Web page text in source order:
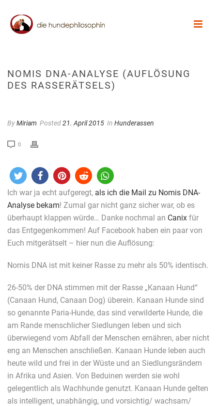
NOMIS DNA-ANALYSE (AUFLÖSUNG
DES RASSERÄTSELS)
ByMiriam Posted21. April 2015 In Hunderassen
0
Ich war ja echt aufgeregt, als ich die Mail zu Nomis DNA-
Analyse bekam! Zumal gar nicht ganz sicher war, ob es
überhaupt klappen würde… Danke nochmal an Canix für
das Entgegenkommen! Auf Facebook haben ein paar von
Euch mitgerätselt – hier nun die Auflösung:
Nomis DNA ist mit keiner Rasse zu mehr als 50% identisch.
26-50% der DNA stimmen mit der Rasse „Kanaan Hund“
(Canaan Hund, Canaan Dog) überein. Kanaan Hunde sind
so genannte Paria-Hunde, das sind verwilderte Hunde, die
am Rande menschlicher Siedlungen leben und sich
überwiegend vom Abfall der Menschen ernähren, aber nicht
eng an Menschen anschließen. Kanaan Hunde leben auch
heute wild und frei in der Wüste und an Siedlungsrändern
in Afrika und Asien. Von Beduinen werden sie wohl
gelegentlich als Wachhunde genutzt. Kanaan Hunde gelten
als intelligent, unabhängig, und vorsichtig/ wachsam/